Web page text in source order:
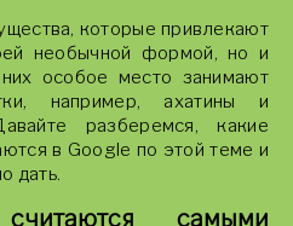
которые привлекают
необычной формой, но и
особое место занимают
например, ахатины и
разберемся, какие
в Google по этой теме и
дать.
самыми